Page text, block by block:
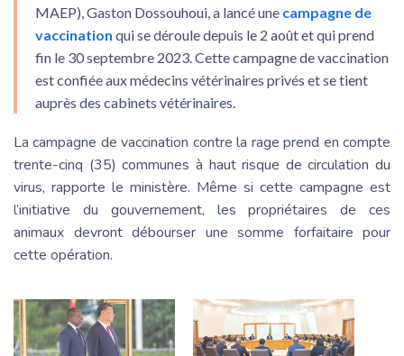
MAEP), Gaston Dossouhoui, a lancé une campagne de
vaccination qui se déroule depuis le 2 août et qui prend
fin le 30 septembre 2023. Cette campagne de vaccination
est confiée aux médecins vétérinaires privés et se tient
auprès des cabinets vétérinaires.
La campagne de vaccination contre la rage prend en compte
trente-cinq (35) communes à haut risque de circulation du
virus, rapporte le ministère. Même si cette campagne est
l’initiative du gouvernement, les propriétaires de ces
animaux devront débourser une somme forfaitaire pour
cette opération.